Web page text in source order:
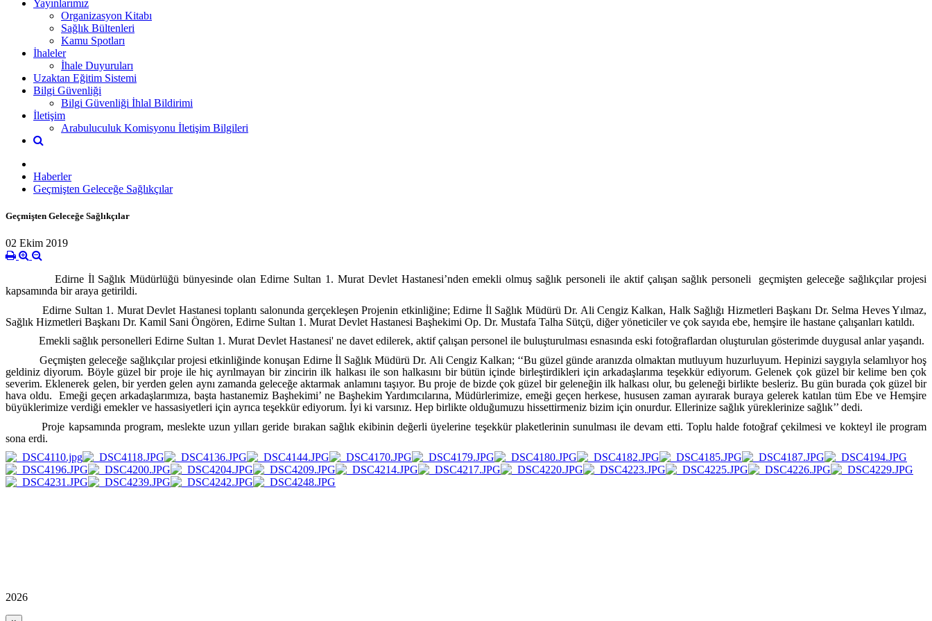
Yayınlarımız
Organizasyon Kitabı
Sağlık Bültenleri
Kamu Spotları
İhaleler
İhale Duyuruları
Uzaktan Eğitim Sistemi
Bilgi Güvenliği
Bilgi Güvenliği İhlal Bildirimi
İletişim
Arabuluculuk Komisyonu İletişim Bilgileri
Haberler
Geçmişten Geleceğe Sağlıkçılar
Geçmişten Geleceğe Sağlıkçılar
02 Ekim 2019
Edirne İl Sağlık Müdürlüğü bünyesinde olan Edirne Sultan 1. Murat Devlet Hastanesi’ndenemekli olmuş sağlık personeli ile aktif çalışan sağlık personeli geçmişten geleceğe sağlıkçılarprojesi
kapsamında bir araya getirildi.
Edirne Sultan 1. Murat Devlet Hastanesi toplantı salonunda gerçekleşen Projenin etkinliğine; Edirne İl Sağlık Müdürü Dr. Ali Cengiz Kalkan, Halk Sağlığı Hizmetleri Başkanı Dr. Selma Heves Yılmaz,
Sağlık Hizmetleri Başkanı Dr. Kamil Sani Öngören, Edirne Sultan 1. Murat Devlet Hastanesi Başhekimi Op. Dr. Mustafa Talha Sütçü, diğer yöneticiler ve çok sayıda ebe, hemşire ile hastane çalışanları katıldı.
Emekli sağlık personelleri Edirne Sultan 1. Murat Devlet Hastanesi' ne davet edilerek, aktif çalışan personel ile buluşturulması esnasında eski fotoğraflardan oluşturulan gösterimde duygusal anlar yaşandı.
Geçmişten geleceğe sağlıkçılarprojesi etkinliğinde konuşan Edirne İl Sağlık Müdürü Dr. Ali Cengiz Kalkan; ‘‘Bu güzel günde aranızda olmaktan mutluyum huzurluyum. Hepinizi saygıyla selamlıyor hoş
geldiniz diyorum. Böyle güzel bir proje ile hiç ayrılmayan bir zincirin ilk halkası ile son halkasını bir bütün içinde birleştirdikleri için arkadaşlarıma teşekkür ediyorum. Gelenek çok güzel bir kelime ben çok
severim. Eklenerek gelen, bir yerden gelen aynı zamanda geleceğe aktarmak anlamını taşıyor. Bu proje de bizde çok güzel bir geleneğin ilk halkası olur, bu geleneği birlikte besleriz. Bu gün burada çok güzel bir
hava oldu. Emeği geçen arkadaşlarımıza, başta hastanemiz Başhekimi’ ne Başhekim Yardımcılarına, Müdürlerimize, emeği geçen herkese, hususen zaman ayırarak buraya gelerek katılan tüm Ebe ve Hemşire
büyüklerimize verdiği emekler ve hassasiyetleri için ayrıca teşekkür ediyorum. İyi ki varsınız. Hep birlikte olduğumuzu hissettirmeniz bizim için onurdur. Ellerinize sağlık yüreklerinize sağlık’’ dedi.
Proje kapsamında program, meslekte uzun yılları geride bırakan sağlık ekibinin değerli üyelerine teşekkür plaketlerinin sunulması ile devam etti. Toplu halde fotoğraf çekilmesi ve kokteyl ile program
sona erdi.
2026